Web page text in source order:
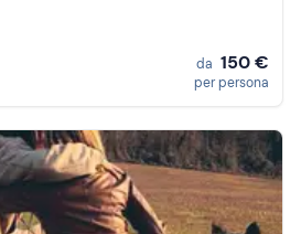
da 150 €
per persona